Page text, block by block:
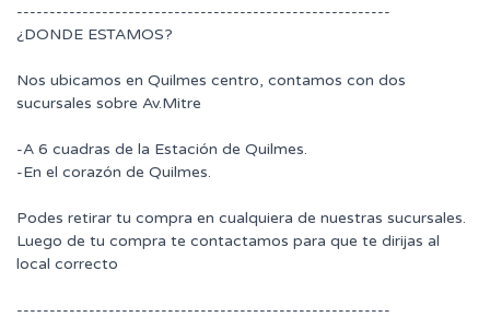
---------------------------------------------------------
¿DONDE ESTAMOS?
Nos ubicamos en Quilmes centro, contamos con dos
sucursales sobre Av.Mitre
-A 6 cuadras de la Estación de Quilmes.
-En el corazón de Quilmes.
Podes retirar tu compra en cualquiera de nuestras sucursales.
Luego de tu compra te contactamos para que te dirijas al
local correcto
---------------------------------------------------------